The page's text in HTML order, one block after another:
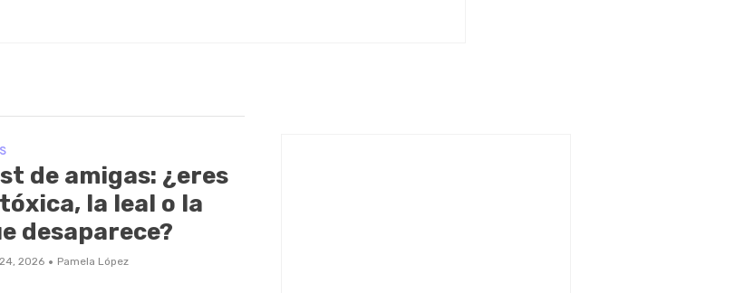
de amigas: ¿eres
la leal o la
desaparece?
2026 · Pamela López